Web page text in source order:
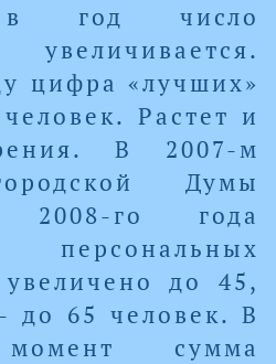
год число
увеличивается.
цифра «лучших»
Растет и
В 2007-м
Думы
го года
персональных
до 45,
до 65 человек. В
сумма